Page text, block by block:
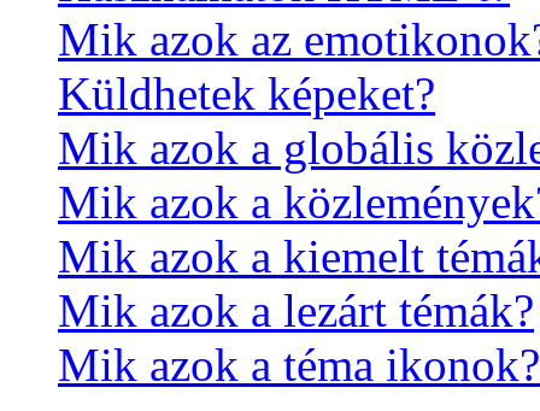
Mik azok az
Küldhetek képeket?
Mik azok a globális
Mik azok a
Mik azok a kiemelt
Mik azok a lezárt témák?
Mik azok a téma ikonok?